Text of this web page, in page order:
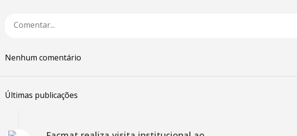
Nenhum comentário
Últimas publicações